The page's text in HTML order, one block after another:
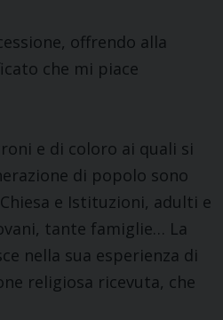
offrendo alla
che mi piace
e di coloro ai quali si
di popolo sono
e Istituzioni, adulti e
tante famiglie… La
nella sua esperienza di
religiosa ricevuta, che